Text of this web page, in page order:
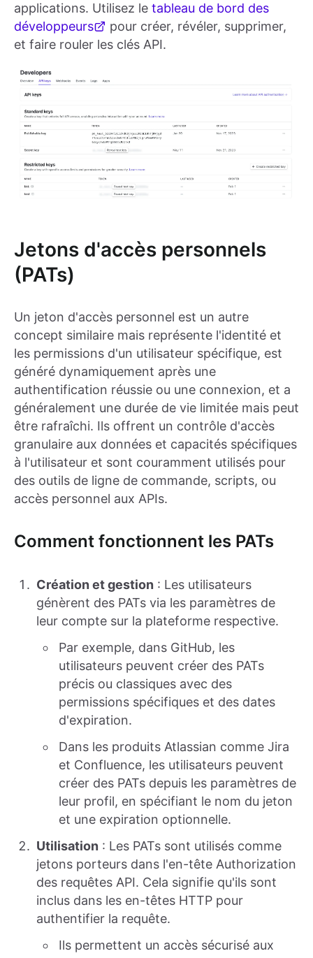
applications. Utilisez le tableau de bord des
développeurs
pour créer, révéler, supprimer,
et faire rouler les clés API.
Jetons d'accès personnels
(PATs)
Un jeton d'accès personnel est un autre
concept similaire mais représente l'identité et
les permissions d'un utilisateur spécifique, est
généré dynamiquement après une
authentification réussie ou une connexion, et a
généralement une durée de vie limitée mais peut
être rafraîchi. Ils offrent un contrôle d'accès
granulaire aux données et capacités spécifiques
à l'utilisateur et sont couramment utilisés pour
des outils de ligne de commande, scripts, ou
accès personnel aux APIs.
Comment fonctionnent les PATs
Création et gestion : Les utilisateurs
génèrent des PATs via les paramètres de
leur compte sur la plateforme respective.
Par exemple, dans GitHub, les
utilisateurs peuvent créer des PATs
précis ou classiques avec des
permissions spécifiques et des dates
d'expiration.
Dans les produits Atlassian comme Jira
et Confluence, les utilisateurs peuvent
créer des PATs depuis les paramètres de
leur profil, en spécifiant le nom du jeton
et une expiration optionnelle.
Utilisation : Les PATs sont utilisés comme
jetons porteurs dans l'en-tête Authorization
des requêtes API. Cela signifie qu'ils sont
inclus dans les en-têtes HTTP pour
authentifier la requête.
Ils permettent un accès sécurisé aux